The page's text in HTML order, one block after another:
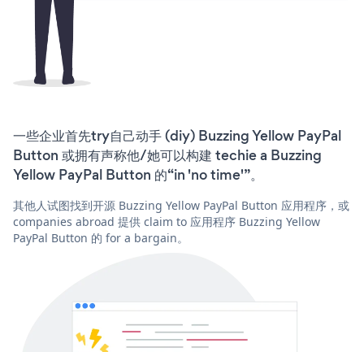
一些企业首先try自己动手 (diy) Buzzing Yellow PayPal
Button 或拥有声称他/她可以构建 techie a Buzzing
Yellow PayPal Button 的“in 'no time'”。
其他人试图找到开源 Buzzing Yellow PayPal Button 应用程序，或
companies abroad 提供 claim to 应用程序 Buzzing Yellow
PayPal Button 的 for a bargain。